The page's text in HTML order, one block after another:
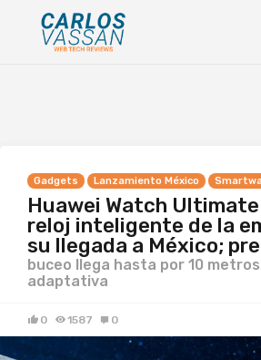
Gadgets Lanzamiento México
Huawei Watch
reloj inteligente de la
su llegada a México;
buceo llega hasta por 10
adaptativa
0 1587 0